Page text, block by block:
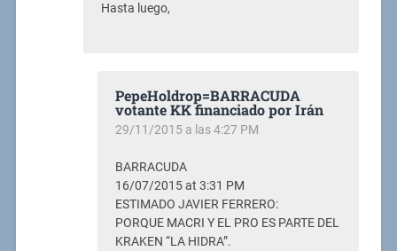
Hasta luego,
PepeHoldrop=BARRACUDA
votante KK financiado por Irán
29/11/2015 a las 4:27 PM
BARRACUDA
16/07/2015 at 3:31 PM
ESTIMADO JAVIER FERRERO:
PORQUE MACRI Y EL PRO ES PARTE DEL
KRAKEN “LA HIDRA”.